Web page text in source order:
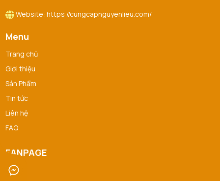
Website: https://cungcapnguyenlieu.com/
Menu
Trang chủ
Giới thiệu
Sản Phẩm
Tin tức
Liên hệ
FAQ
FANPAGE